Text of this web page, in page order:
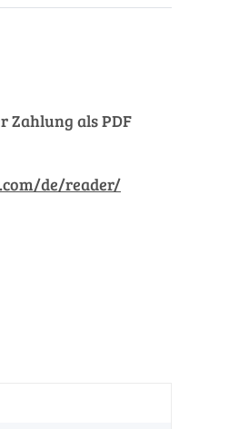
Zahlung als PDF
de/reader/